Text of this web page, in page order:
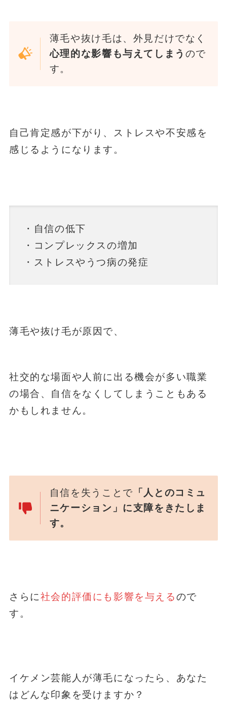
薄毛や抜け毛は、外見だけでなく
心理的な影響も与えてしまう ので
す。
自己肯定感が下がり、ストレスや不安感を
感じるようになります。
・自信の低下
・コンプレックスの増加
・ストレスやうつ病の発症
薄毛や抜け毛が原因で、
社交的な場面や人前に出る機会が多い職業
の場合、自信をなくしてしまうこともある
かもしれません。
自信を失うことで 「人とのコミュ
ニケーション」に支障をきたしま
す。
さらに社会的評価にも影響を与えるので
す。
イケメン芸能人が薄毛になったら、あなた
はどんな印象を受けますか？